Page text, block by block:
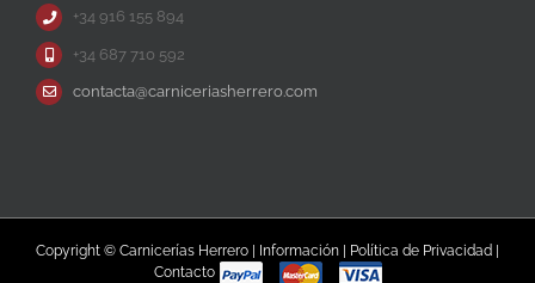
+34 916 155 894
+34 687 710 592
contacta@carniceriasherrero.com
Copyright © Carnicerías Herrero | Información Política de Privacidad
Contacto